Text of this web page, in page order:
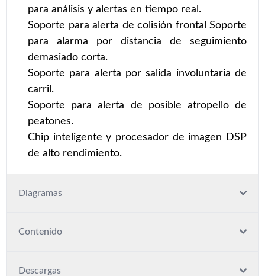
para análisis y alertas en tiempo real.
Soporte para alerta de colisión frontal Soporte
para alarma por distancia de seguimiento
demasiado corta.
Soporte para alerta por salida involuntaria de
carril.
Soporte para alerta de posible atropello de
peatones.
Chip inteligente y procesador de imagen DSP
de alto rendimiento.
Diagramas
Contenido
Descargas